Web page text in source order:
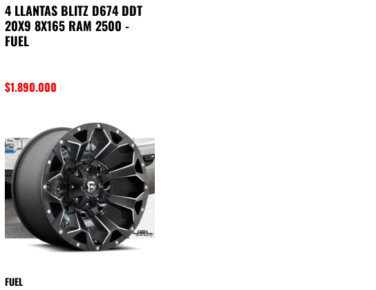
4 LLANTAS BLITZ D674 DDT
20X9 8X165 RAM 2500 -
FUEL
$1.890.000
FUEL